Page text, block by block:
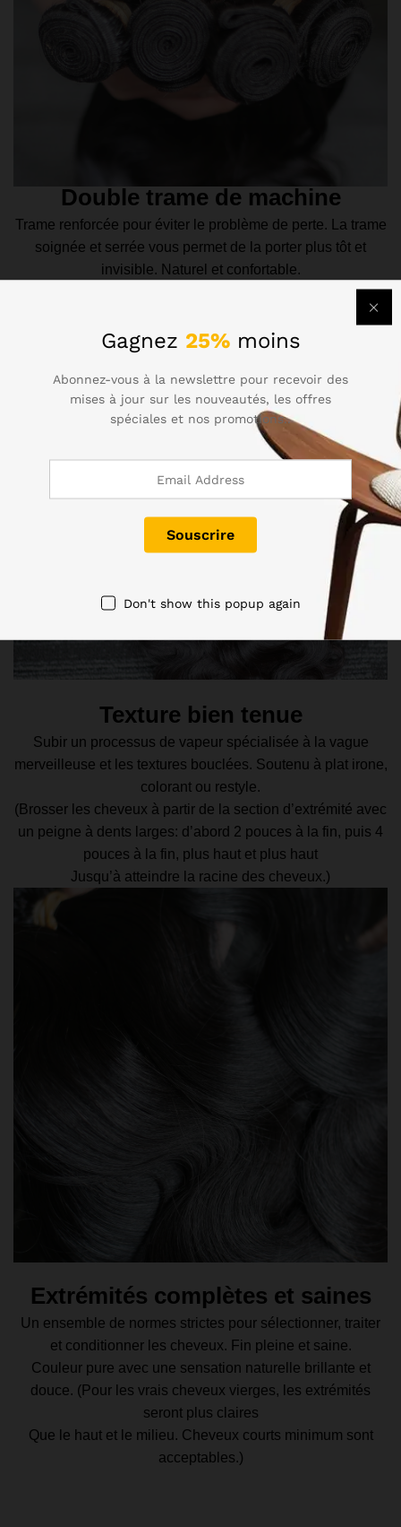
Double trame de machine
Trame renforcée pour éviter le problème de perte. La trame
soignée et serrée vous permet de la porter plus tôt et
invisible. Naturel et confortable.
Texture bien tenue
Subir un processus de vapeur spécialisée à la vague
merveilleuse et les textures bouclées. Soutenu à plat irone,
colorant ou restyle.
(Brosser les cheveux à partir de la section d’extrémité avec
un peigne à dents larges: d’abord 2 pouces à la fin, puis 4
pouces à la fin, plus haut et plus haut
Jusqu’à atteindre la racine des cheveux.)
Extrémités complètes et saines
Un ensemble de normes strictes pour sélectionner, traiter
et conditionner les cheveux. Fin pleine et saine.
Couleur pure avec une sensation naturelle brillante et
douce. (Pour les vrais cheveux vierges, les extrémités
seront plus claires
Que le haut et le milieu. Cheveux courts minimum sont
acceptables.)
Gagnez 25% moins
Abonnez-vous à la newslettre pour recevoir des
mises à jour sur les nouveautés, les offres
spéciales et nos promotions..
Don't show this popup again